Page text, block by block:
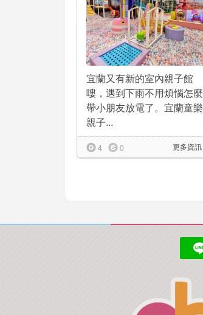
宜蘭又有新的室內親子館
嘍，遇到下雨不用煩惱怎麼
帶小朋友放電了。宜蘭童樂
親子...
更多資訊
4 0